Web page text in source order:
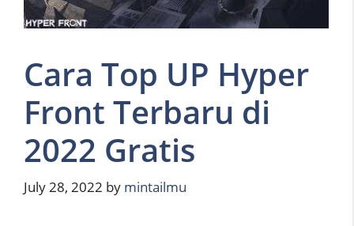
Cara Top UP Hyper
Front Terbaru di
2022 Gratis
July 28, 2022 by mintailmu